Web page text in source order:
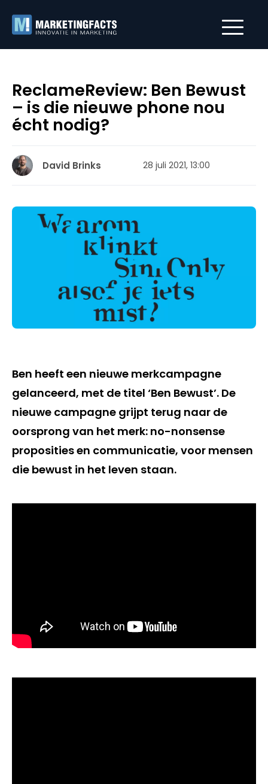
ReclameReview: Ben Bewust
– is die nieuwe phone nou
écht nodig?
David Brinks 28 juli 2021, 13:00
Ben heeft een nieuwe merkcampagne
gelanceerd, met de titel ‘Ben Bewust’. De
nieuwe campagne grijpt terug naar de
oorsprong van het merk: no-nonsense
proposities en communicatie, voor mensen
die bewust in het leven staan.